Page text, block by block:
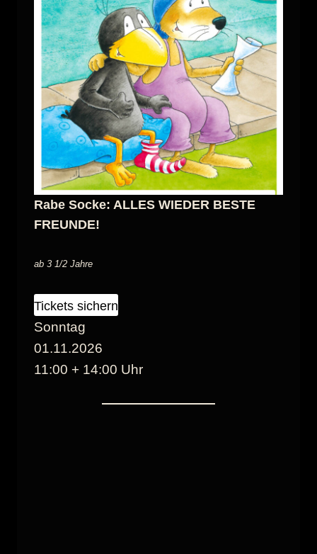
Rabe Socke: ALLES WIEDER BESTE
FREUNDE!
ab 3 1/2 Jahre
Tickets sichern
Sonntag
01.11.2026
11:00 + 14:00 Uhr